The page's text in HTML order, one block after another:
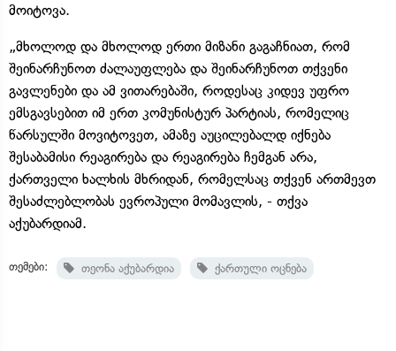
მოიტოვა.
„მხოლოდ და მხოლოდ ერთი მიზანი გაგაჩნიათ, რომ
შეინარჩუნოთ ძალაუფლება და შეინარჩუნოთ თქვენი
გავლენები და ამ ვითარებაში, როდესაც კიდევ უფრო
ემსგავსებით იმ ერთ კომუნისტურ პარტიას, რომელიც
წარსულში მოვიტოვეთ, ამაზე აუცილებალდ იქნება
შესაბამისი რეაგირება და რეაგირება ჩემგან არა,
ქართველი ხალხის მხრიდან, რომელსაც თქვენ ართმევთ
შესაძლებლობას ევროპული მომავლის, - თქვა
აქუბარდიამ.
თემები: თეონა აქუბარდია ქართული ოცნება